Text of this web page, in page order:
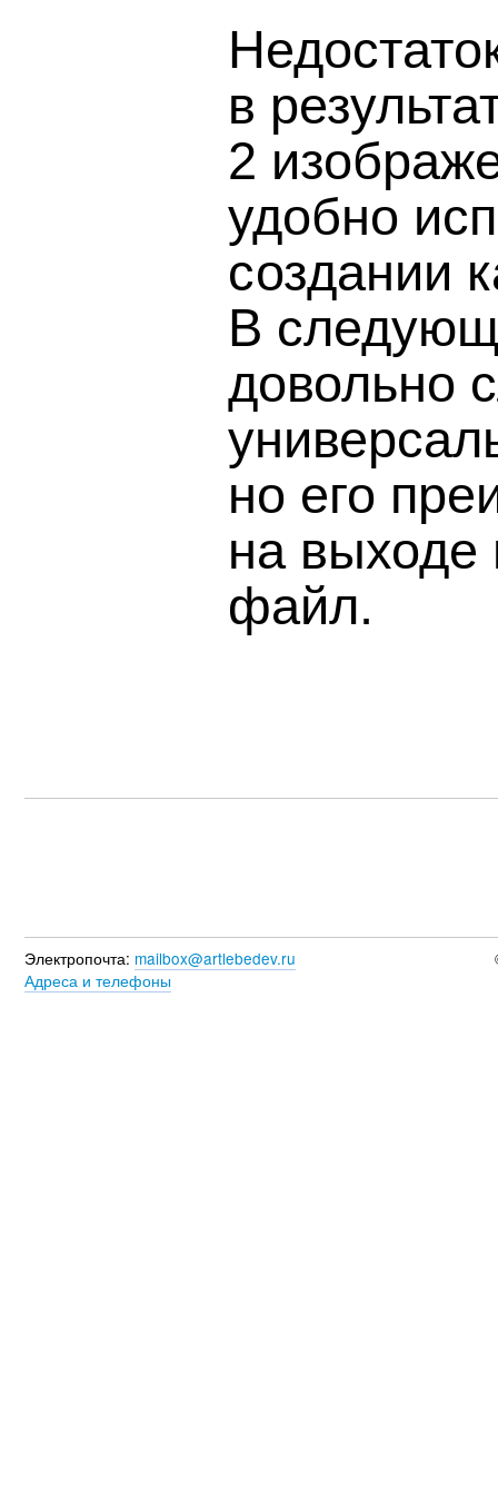
в
2
удобно
создании
В
довольно
но его
на выходе
файл.
Электропочта: mailbox@artlebedev.ru
Адреса и телефоны